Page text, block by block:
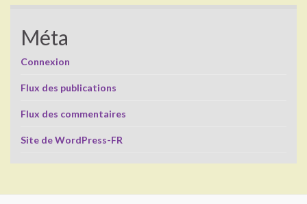
Méta
Connexion
Flux des publications
Flux des commentaires
Site de WordPress-FR